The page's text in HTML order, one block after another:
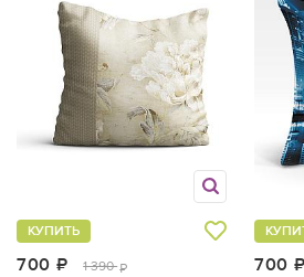
700 руб.
1 390 руб.
КУПИТЬ
700